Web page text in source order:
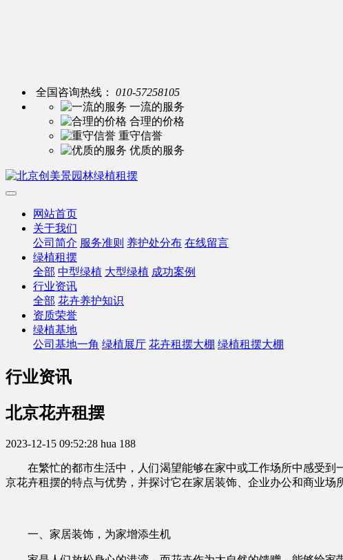
全国咨询热线：
010-57258105
一流的服务
合理的价格
重守信誉
优质的服务
网站首页
关于我们
公司简介 服务准则 养护处分布 在线留言
绿植租摆
全部 中型绿植 大型绿植 成功案例
行业资讯
全部 花卉养护知识
资质荣誉
绿植基地
公司基地一角 绿植展厅 花卉租摆大棚 绿植租摆大棚
行业资讯
北京花卉租摆
2023-12-15 09:52:28 hua 188
在繁忙的都市生活中，人们渴望能够在家中或工作场所中感受
京花卉租摆的特点与优势，并探讨它在家居装饰、企业办公和商业场
一、家居装饰，为家增添生机